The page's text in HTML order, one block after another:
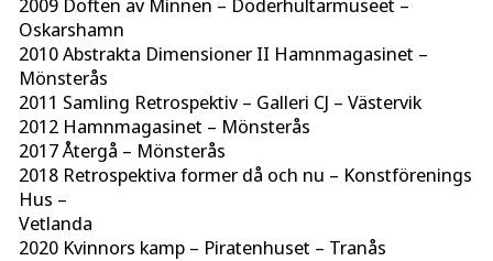
Oskarshamn
2010 Abstrakta Dimensioner II Hamnmagasinet –
Mönsterås
2011 Samling Retrospektiv – Galleri CJ – Västervik
2012 Hamnmagasinet – Mönsterås
2017 Återgå – Mönsterås
2018 Retrospektiva former då och nu – Konstförenings
Hus –
Vetlanda
2020 Kvinnors kamp – Piratenhuset – Tranås